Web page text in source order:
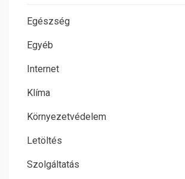
Egészség
Egyéb
Internet
Klíma
Környezetvédelem
Letöltés
Szolgáltatás